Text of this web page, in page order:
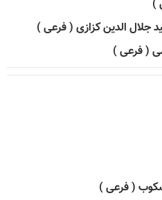
)
جلال الدین کزازی ( فرعی )
( فرعی )
( فرعی )